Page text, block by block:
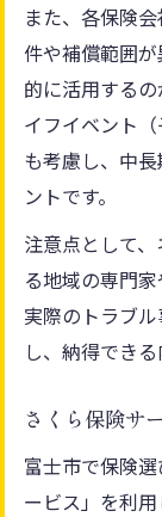
また、各保険
件や補償範囲
的に活用する
イフイベント
も考慮し、中
ントです。
注意点として
る地域の専門
実際のトラブ
し、納得でき
さくら保険サ
富士市で保険
ービス」を利